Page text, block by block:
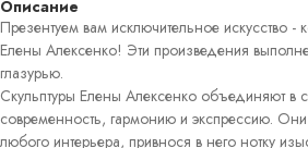
ковры
Детские
ковры
Напольные
зеркала
Настенные
зеркала
Описание
Презентуем вам исключительное искусство -
Елены Алексенко! Эти произведения
глазурью.
Скульптуры Елены Алексенко объединяют в
современность, гармонию и экспрессию.
любого интерьера, привнося в него нотку